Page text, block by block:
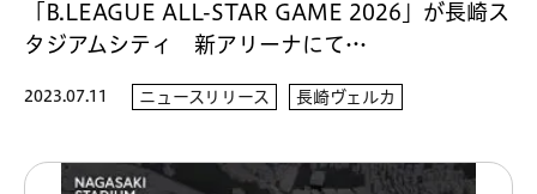
「B.LEAGUE ALL-STAR GAME 2026」が長崎ス
タジアムシティ 新アリーナにて…
2023.07.11 ニュースリリース 長崎ヴェルカ